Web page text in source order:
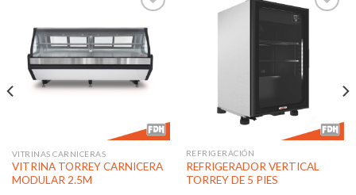
Añadir
a la
lista de
deseos
VITRINAS CARNICERAS
VITRINA TORREY CARNICERA
MODULAR 2.5M
Añadir
REFRIGERACIÓN
REFRIGERADOR VERTICAL
TORREY DE 5 PIES